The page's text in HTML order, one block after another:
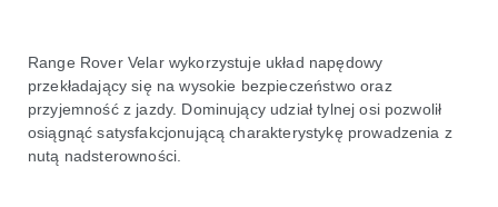
Range Rover Velar wykorzystuje układ napędowy
przekładający się na wysokie bezpieczeństwo oraz
przyjemność z jazdy. Dominujący udział tylnej osi pozwolił
osiągnąć satysfakcjonującą charakterystykę prowadzenia z
nutą nadsterowności.